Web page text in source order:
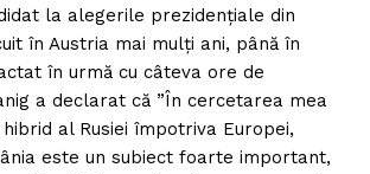
la alegerile prezidențiale din
în Austria mai mulți ani, până în
în urmă cu câteva ore de
a declarat că ”În cercetarea mea
al Rusiei împotriva Europei,
este un subiect foarte important,